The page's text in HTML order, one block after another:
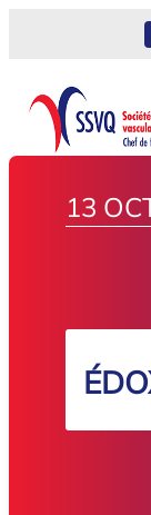
13